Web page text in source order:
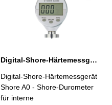
Digital-Shore-Härtemessgerät Shore A0 0 - 100 HC
Digital-Shore-Härtemessgerät
Shore A0 - Shore-Durometer
für interne